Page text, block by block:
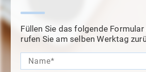
Füllen Sie das folgende
rufen Sie am selben Werktag